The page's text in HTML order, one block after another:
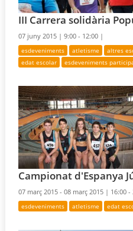
III Carrera solidària
07 juny 2015 |9:00 - 12:00 |
esdeveniments atletisme altres
edat escolar
esdeveniments
Campionat d'Espanya
07 març 2015 - 08 març 2015 | 16:00 -
esdeveniments atletisme edat